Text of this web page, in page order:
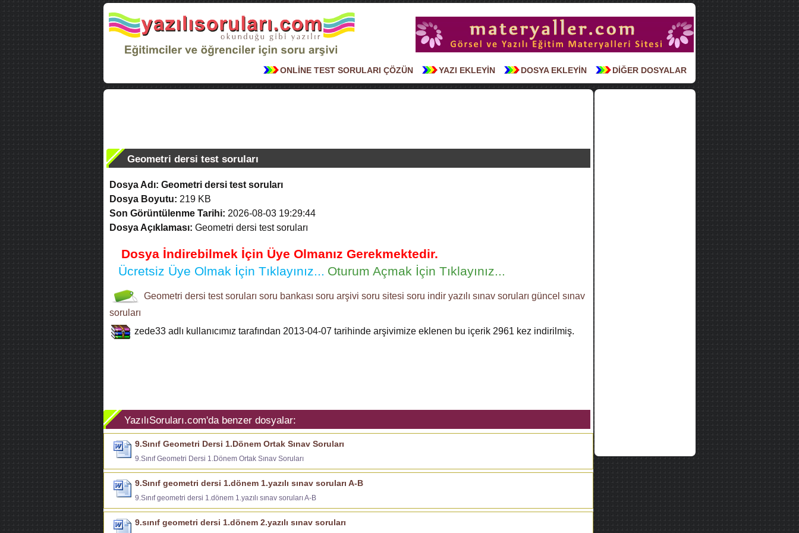
DİĞER DOSYALAR
DOSYA EKLEYİN
YAZI EKLEYİN
ONLİNE TEST SORULARI ÇÖZÜN
Geometri dersi test soruları
Dosya Adı: Geometri dersi test soruları
Dosya Boyutu: 219 KB
Son Görüntülenme Tarihi: 2026-08-03 19:29:44
Dosya Açıklaması: Geometri dersi test soruları
Dosya İndirebilmek İçin Üye Olmanız Gerekmektedir.
Ücretsiz Üye Olmak İçin Tıklayınız... Oturum Açmak İçin Tıklayınız...
Geometri dersi test soruları soru bankası soru arşivi soru sitesi soru indir yazılı sınav soruları güncel sınav
soruları
zede33 adlı kullanıcımız tarafından 2013-04-07 tarihinde arşivimize eklenen bu içerik 2961 kez indirilmiş.
YazılıSoruları.com'da benzer dosyalar:
9.Sınıf Geometri Dersi 1.Dönem Ortak Sınav Soruları
9.Sınıf Geometri Dersi 1.Dönem Ortak Sınav Soruları
9.Sınıf geometri dersi 1.dönem 1.yazılı sınav soruları A-B
9.Sınıf geometri dersi 1.dönem 1.yazılı sınav soruları A-B
9.sınıf geometri dersi 1.dönem 2.yazılı sınav soruları